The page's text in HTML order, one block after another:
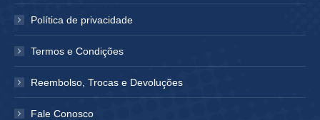
Política de privacidade
Termos e Condições
Reembolso, Trocas e Devoluções
Fale Conosco